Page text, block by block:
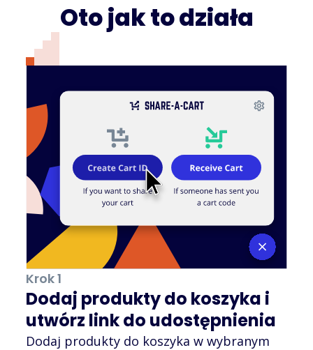
Oto jak to działa
Krok 1
Dodaj produkty do koszyka i
utwórz link do udostępnienia
Dodaj produkty do koszyka w wybranym